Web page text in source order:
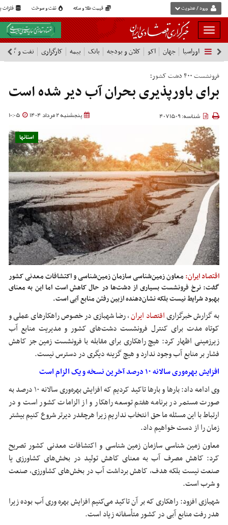
قیمت طلا و سکه نفت و سوخت فلزات ورود / عضویت
بار
و
بسته
نمودن
فهرست
اوراسیا جهان اکو کلان و بودجه بانک بیمه کارگزاری نفت و گاز
فرونشست ۴۰۰ دشت‌ کشور؛
برای باورپذیری بحران آب دیر شده است
پنجشنبه 2 مرداد 1404 10:05 شناسه: 4071509
استانها
اقتصاد ایران: معاون زمین‌شناسی سازمان زمین‌شناسی و اکتشافات معدنی کشور
گفت: نرخ فرونشست بسیاری از دشت‌ها در حال کاهش است اما این به معنای
بهبود شرایط نیست بلکه نشان‌دهنده ازبین رفتن منابع آبی است.
به گزارش خبرگزاریاقتصاد ایران, رضا شهبازی در خصوص راهکارهای عملی و
کوتاه مدت برای کنترل فرونشست دشت‌های کشور و مدیریت منابع آب
زیرزمینی اظهار کرد: هیچ راهکاری برای مقابله با فرونشست زمین جز کاهش
فشار بر منابع آب وجود ندارد و هیچ گزینه دیگری در دسترس نیست.
افزایش بهره‌وری سالانه ۱۰ درصد آخرین نسخه و یک الزام است
وی ادامه داد: بارها و بارها تاکید کردیم که افزایش بهره‌وری سالانه ۱۰ درصد به
صورت مستمر در برنامه هفتم توسعه راهکار و از الزامات کشور است و در
ارتباط با این مسئله ما حق انتخاب نداریم زیرا هرچقدر دیرتر شروع کنیم بیشتر
زمان را از دست خواهیم داد.
معاون زمین شناسی سازمان زمین شناسی و اکتشافات معدنی کشور تصریح
کرد: کاهش مصرف آب به معنای کاهش تولید در بخش‌های کشاورزی یا
صنعت نیست بلکه هدف، کاهش برداشت آب در بخش‌های کشاورزی، صنعت
و شرب است.
شهبازی افزود: راهکاری که بر آن تاکید می‌کنیم افزایش بهرهوریآب بوده زیرا
هدر رفت منابع آبی در کشور متأسفانه زیاد است.